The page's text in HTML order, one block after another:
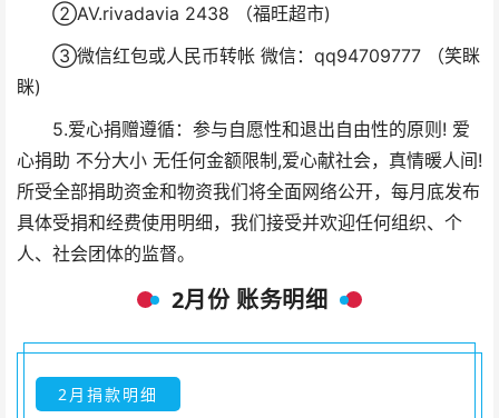
②AV.rivadavia 2438 （福旺超市)
③微信红包或人民币转帐 微信：qq94709777 （笑眯
眯)
5.爱心捐赠遵循：参与自愿性和退出自由性的原则! 爱
心捐助 不分大小 无任何金额限制,爱心献社会，真情暖人间!
所受全部捐助资金和物资我们将全面网络公开，每月底发布
具体受捐和经费使用明细，我们接受并欢迎任何组织、个
人、社会团体的监督。
2月份 账务明细
2月捐款明细